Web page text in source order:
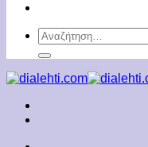
Αναζήτηση
για: